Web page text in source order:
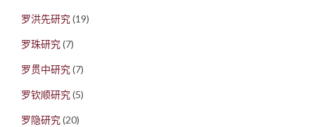
罗洪先研究(19)
罗珠研究(7)
罗贯中研究(7)
罗钦顺研究(5)
罗隐研究(20)